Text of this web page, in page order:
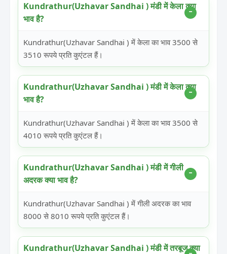
Kundrathur(Uzhavar Sandhai ) मंडी में केला क्या
भाव है?
Kundrathur(Uzhavar Sandhai ) में केला का भाव 3500 से
3510 रूपये प्रति कुएंटल हैं।
Kundrathur(Uzhavar Sandhai ) मंडी में केला क्या
भाव है?
Kundrathur(Uzhavar Sandhai ) में केला का भाव 3500 से
4010 रूपये प्रति कुएंटल हैं।
Kundrathur(Uzhavar Sandhai ) मंडी में गीली
अदरक क्या भाव है?
Kundrathur(Uzhavar Sandhai ) में गीली अदरक का भाव
8000 से 8010 रूपये प्रति कुएंटल हैं।
Kundrathur(Uzhavar Sandhai ) मंडी में तरबूज क्या